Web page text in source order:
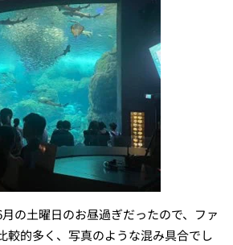
の土曜日のお昼過ぎだったので、ファ
較的多く、写真のような混み具合でし